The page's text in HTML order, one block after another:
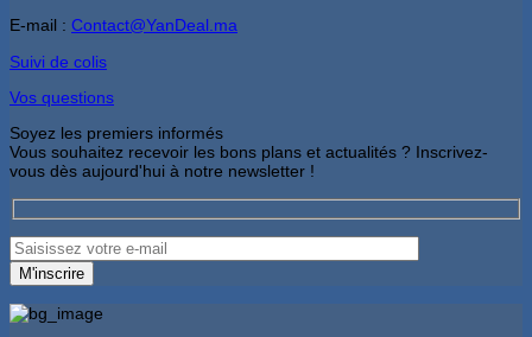
E-mail : Contact@YanDeal.ma
Suivi de colis
Vos questions
Soyez les premiers informés
Vous souhaitez recevoir les bons plans et actualités ? Inscrivez-
vous dès aujourd'hui à notre newsletter !